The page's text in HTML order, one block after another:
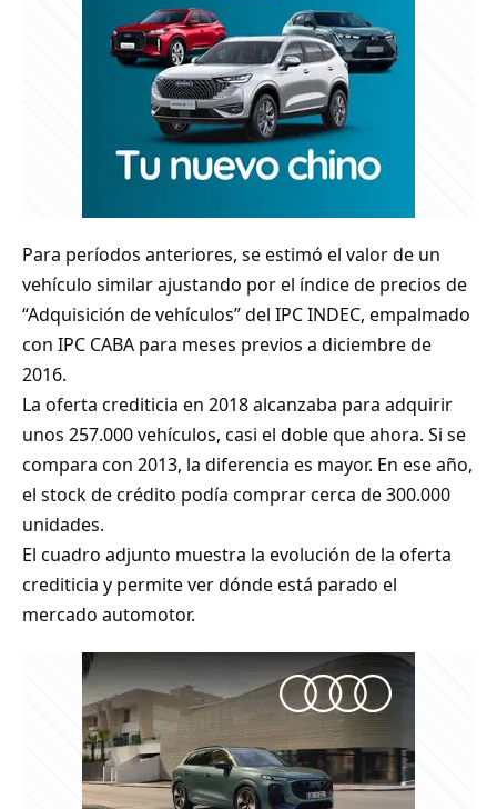
Para períodos anteriores, se estimó el valor de un
vehículo similar ajustando por el índice de precios de
“Adquisición de vehículos” del IPC INDEC, empalmado
con IPC CABA para meses previos a diciembre de
2016.
La oferta crediticia en 2018 alcanzaba para adquirir
unos 257.000 vehículos, casi el doble que ahora. Si se
compara con 2013, la diferencia es mayor. En ese año,
el stock de crédito podía comprar cerca de 300.000
unidades.
El cuadro adjunto muestra la evolución de la oferta
crediticia y permite ver dónde está parado el
mercado automotor.